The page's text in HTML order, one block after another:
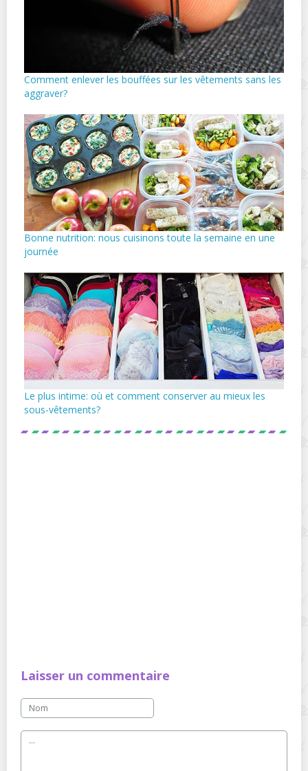
Comment enlever les bouffées sur les vêtements sans les
aggraver?
Bonne nutrition: nous cuisinons toute la semaine en une
journée
Le plus intime: où et comment conserver au mieux les
sous-vêtements?
Laisser un commentaire